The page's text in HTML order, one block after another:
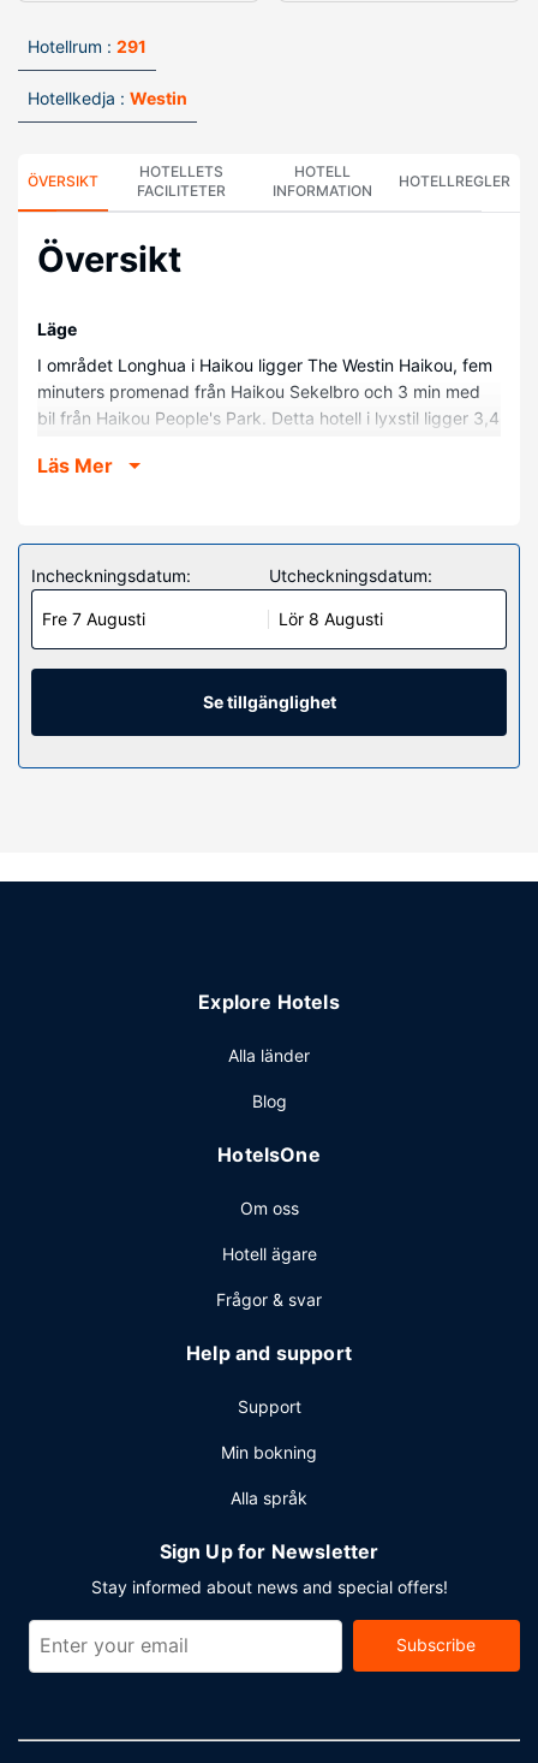
Hotellrum : 291
Hotellkedja : Westin
ÖVERSIKT
HOTELLETS
FACILITETER
HOTELL
INFORMATION
HOTELLREGLER
Översikt
Läge
I området Longhua i Haikou ligger The Westin Haikou, fem
minuters promenad från Haikou Sekelbro och 3 min med
bil från Haikou People's Park. Detta hotell i lyxstil ligger 3,4
Arkadgata.
Känn dig som hemma i ett av de 291 luftkonditionerade
rummen med minibarer och LCD-tv. Sängen har
bäddmadrass, duntäcken och sängtillbehör av högsta
kvalitet. Gratis wi-fi gör att du kan hålla dig uppkopplad,
och kabel-tv erbjuder underhållning. Privat badrum med
badkar/dusch, regndusch och gratis toalettartiklar.
Bekvämligheter på anläggningen
ansiktsbehandlingar. Här erbjuds utomhuspool, bastu och
barer/lounger. Frukostbuffé serveras dagligen mot en
Gäster har tillgång till bland annat business-service,
Planerar du ett event i Haikou? På detta hotell finns det
kvadratmeter, däribland konferensrum och 7 mötesrum.
Läs Mer
Incheckningsdatum:
Fre 7 Augusti
Utcheckningsdatum:
Lör 8 Augusti
Se tillgänglighet
Explore Hotels
Alla länder
Blog
HotelsOne
Om oss
Hotell ägare
Frågor & svar
Help and support
Support
Min bokning
Alla språk
Sign Up for Newsletter
Stay informed about news and special offers!
Subscribe